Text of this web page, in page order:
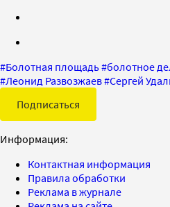
#Болотная площадь#болотное
#Леонид Развозжаев#Сергей
Подписаться
Информация:
Контактная информация
Правила обработки
Реклама в журнале